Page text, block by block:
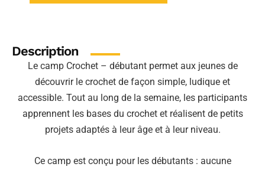
Description
Le camp Crochet – débutant permet aux jeunes de
découvrir le crochet de façon simple, ludique et
accessible. Tout au long de la semaine, les participants
apprennent les bases du crochet et réalisent de petits
projets adaptés à leur âge et à leur niveau.
Ce camp est conçu pour les débutants : aucune